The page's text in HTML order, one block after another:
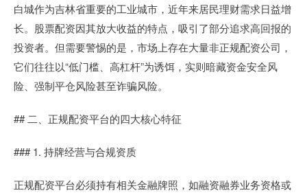
白城作为吉林省重要的工业城市，近年来居民理财需求日益增
长。股票配资因其放大收益的特点，吸引了部分追求高回报的
投资者。但需要警惕的是，市场上存在大量非正规配资公司，
它们往往以“低门槛、高杠杆”为诱饵，实则暗藏资金安全风
险、强制平仓风险甚至诈骗风险。
## 二、正规配资平台的四大核心特征
### 1. 持牌经营与合规资质
正规配资平台必须持有相关金融牌照，如融资融券业务资格或